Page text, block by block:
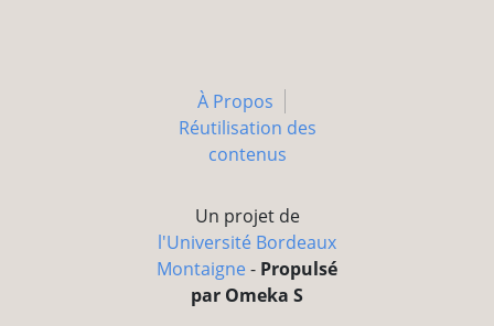
À Propos
Réutilisation des
contenus
Un projet de
l'Université Bordeaux
Montaigne - Propulsé
par Omeka S